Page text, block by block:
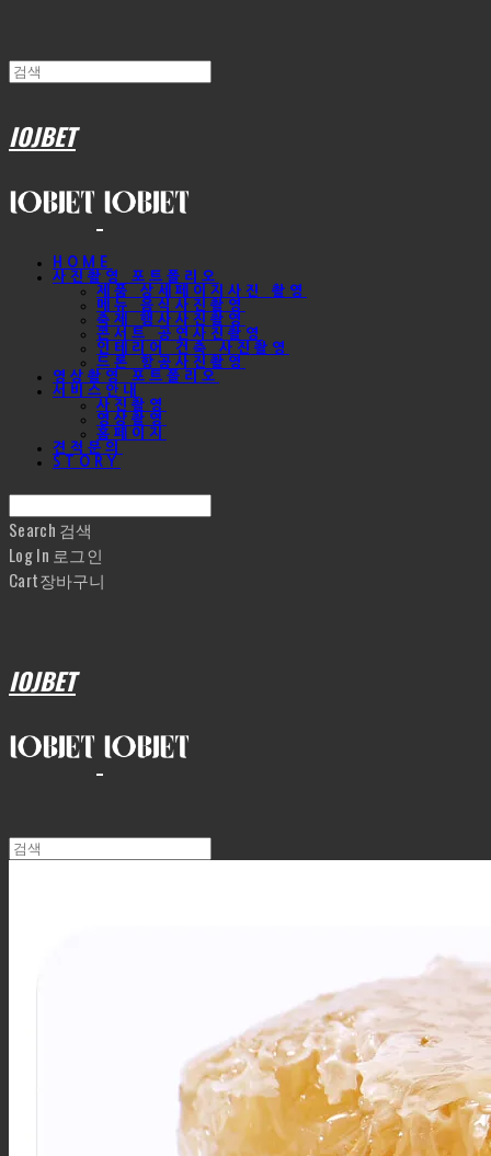
IOJBET
HOME
사진촬영 포트폴리오
제품 상세페이지사진 촬영
메뉴 음식사진촬영
축제 행사사진촬영
콘서트 공연사진촬영
인테리어 건축 사진촬영
드론 항공사진촬영
영상촬영 포트폴리오
서비스안내
사진촬영
영상촬영
홈페이지
견적문의
STORY
Search 검색
Log In 로그인
Cart장바구니
IOJBET